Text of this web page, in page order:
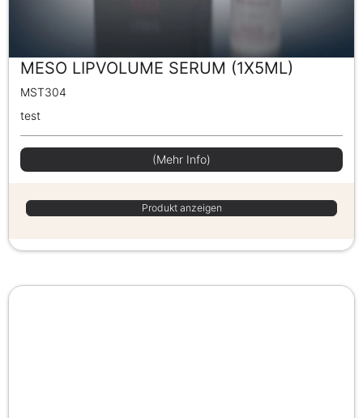
MESO LIPVOLUME SERUM (1X5ML)
MST304
test
(Mehr Info)
Produkt anzeigen